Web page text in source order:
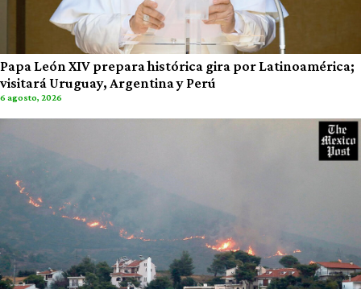
Papa León XIV prepara histórica gira por Latinoamérica;
visitará Uruguay, Argentina y Perú
6 agosto, 2026